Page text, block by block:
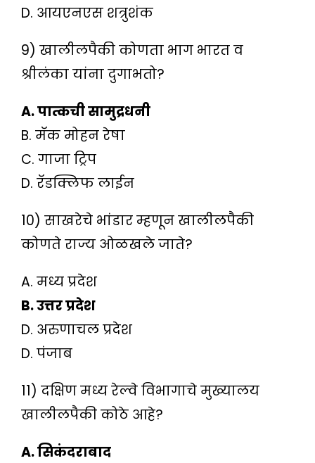
D. आयएनएस शत्रुशंक
9) खालीलपैकी कोणता भाग भारत व
श्रीलंका यांना दुगाभतो?
A. पात्कची सामुद्रधनी
B. मॅक मोहन रेषा
C. गाजा ट्रिप
D. रॅडक्लिफ लाईन
10) साखरेचे भांडार म्हणून खालीलपैकी
कोणते राज्य ओळखले जाते?
A. मध्य प्रदेश
B. उत्तर प्रदेश
D. अरुणाचल प्रदेश
D. पंजाब
11) दक्षिण मध्य रेल्वे विभागाचे मुख्यालय
खालीलपैकी कोठे आहे?
A. सिकंदराबाद